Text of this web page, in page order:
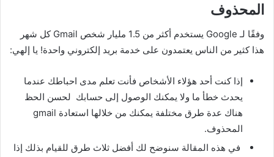
المحذوف
وفقًا لـ Google يستخدم أكثر من 1.5 مليار شخص Gmail كل شهر
هذا كثير من الناس يعتمدون على خدمة بريد إلكتروني واحدة! يا إلهي:
إذا كنت أحد هؤلاء الأشخاص فأنت تعلم مدى احباطك عندما
يحدث خطأ ما ولا يمكنك الوصول إلى حسابك لحسن الحظ
هناك عدة طرق مختلفة يمكنك من خلالها استعادة gmail
المحذوف.
في هذه المقالة سنوضح لك أفضل ثلاث طرق للقيام بذلك إذا